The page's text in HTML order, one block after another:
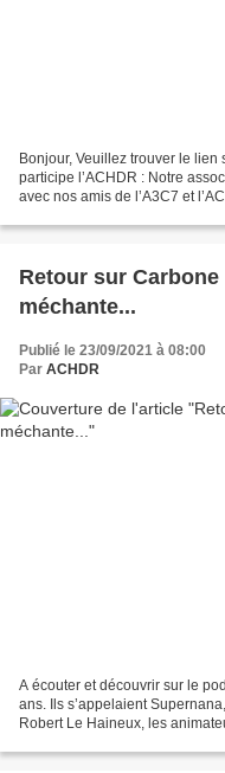
Bonjour, Veuillez trouver le lien
participe l’ACHDR : Notre
avec nos amis de l’A3C7 et
Retour sur
méchante...
Publié le 23/09/2021 à 08:00
Par ACHDR
A écouter et découvrir sur le
ans. Ils s’appelaient
Robert Le Haineux, les